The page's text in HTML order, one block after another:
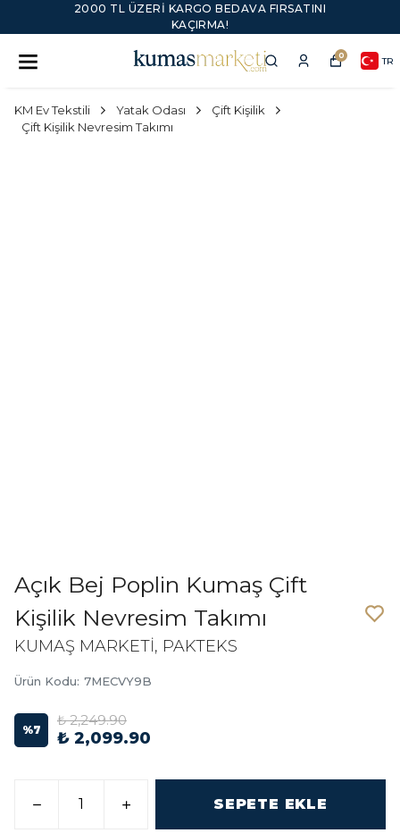
2000 TL ÜZERI KARGO BEDAVA FIRSATINI
KAÇIRMA!
0 TR
KM Ev Tekstili Yatak Odası
Çift Kişilik
Çift Kişilik Nevresim Takımı
Açık Bej Poplin Kumaş Çift
Kişilik Nevresim Takımı
KUMAŞ MARKETİ, PAKTEKS
Ürün Kodu: 7MECVY9B
%7
₺ 2,249.90
₺ 2,099.90
SEPETE EKLE